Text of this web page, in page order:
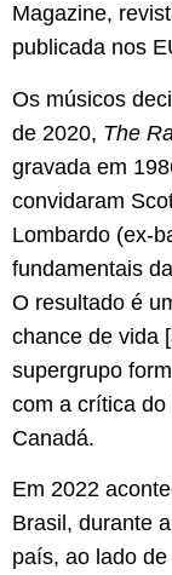
Magazine,
publicada nos
Os músicos
de 2020, The
gravada em
convidaram
Lombardo (ex-
fundamentais
O resultado é
chance de vida
supergrupo
com a crítica
Canadá.
Em 2022
Brasil, durante
país, ao lado